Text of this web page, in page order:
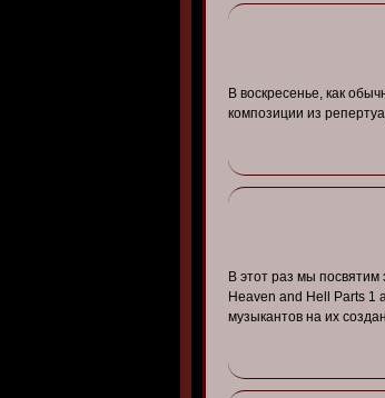
В воскресенье, как
композиции из
В этот раз мы
Heaven and Hell Parts 1
музыкантов на их